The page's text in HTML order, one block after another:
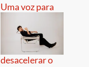
Uma voz para
desacelerar o